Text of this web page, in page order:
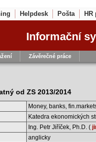
Helpdesk Pošta HR
Informační
Závěrečné práce
od ZS 2013/2014
Money, banks,
Katedra ekonomických
Ing. Petr Jiříček, Ph.D. (
anglicky